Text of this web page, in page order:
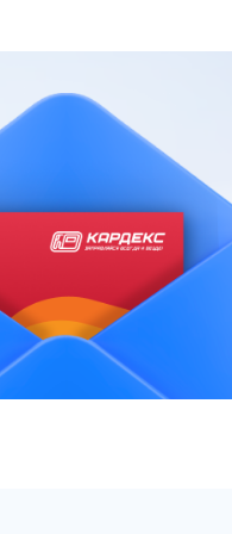
ЗАКАЗАТЬ
ЗВОНОК
до 18:00 по МСК